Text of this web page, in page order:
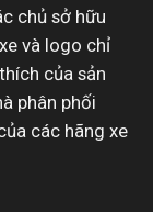
chủ sở hữu
và logo chỉ
của sản
phân phối
các hãng xe